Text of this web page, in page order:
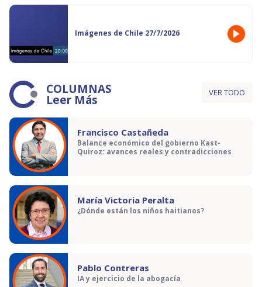
Imágenes de Chile 27/7/2026
COLUMNAS
Leer Más VER TODO
Francisco Castañeda
Balance económico del gobierno Kast-
Quiroz: avances reales y contradicciones
María Victoria Peralta
¿Dónde están los niños haitianos?
Pablo Contreras
IA y ejercicio de la abogacía